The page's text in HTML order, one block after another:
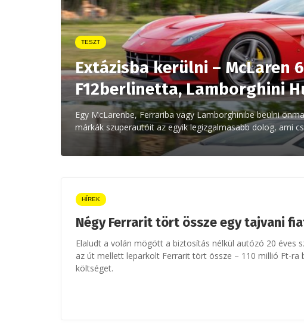
TESZT
Extázisba kerülni – McLaren
F12berlinetta, Lamborghini
Egy McLarenbe, Ferrariba vagy Lamborghinibe beülni
márkák szuperautóit az egyik legizgalmasabb dolog, ami
HÍREK
Négy Ferrarit tört össze egy tajvani
Elaludt a volán mögött a biztosítás nélkül autózó 20 éves
az út mellett leparkolt Ferrarit tört össze – 110 millió Ft-ra
költséget.